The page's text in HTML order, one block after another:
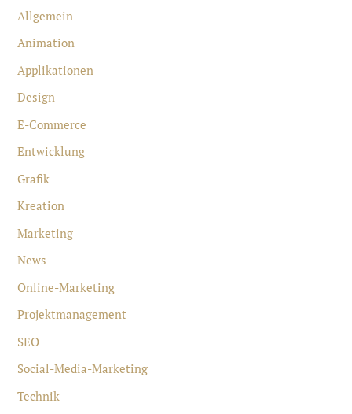
Allgemein
Animation
Applikationen
Design
E-Commerce
Entwicklung
Grafik
Kreation
Marketing
News
Online-Marketing
Projektmanagement
SEO
Social-Media-Marketing
Technik